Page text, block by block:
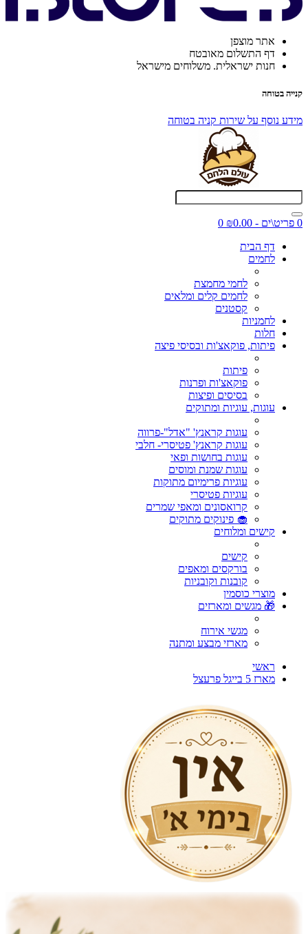
אתר מוצפן
דף התשלום מאובטח
חנות ישראלית. משלוחים מישראל
קנייה בטוחה
מידע נוסף על שירות קניה בטוחה
0 פריט\ים - ₪0.00
0
דף הבית
לחמים
לחמי מחמצת
לחמים קלים ומלאים
קסטנים
לחמניות
חלות
פיתות, פוקאצ'ות ובסיסי פיצה
פיתות
פוקאצ'ות ופרנות
בסיסים ופיצות
עוגות, עוגיות ומתוקים
עוגות קראנץ' "אדל"-פרווה
עוגות קראנץ' פטיסרי- חלבי
עוגות בחושות ופאי
עוגות שמנת ומוסים
עוגיות פרימיום מתוקות
עוגיות פטיסרי
קרואסונים ומאפי שמרים
🧁 פינוקים מתוקים
קישים ומלוחים
קישים
בורקסים ומאפים
קובנות וקובניות
מוצרי כוסמין
🎁 מגשים ומארזים
מגשי אירוח
מארזי מבצע ומתנה
ראשי
מארז 5 בייגל פרעצל